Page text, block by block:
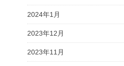
2024年1月
2023年12月
2023年11月